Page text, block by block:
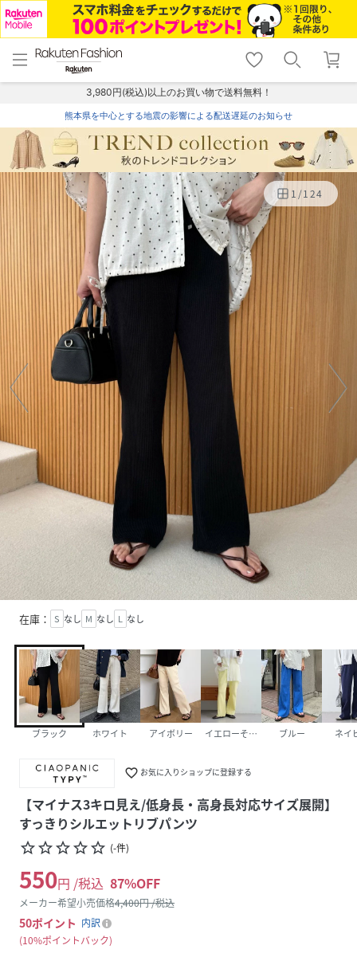
menu home
トップ
shopping_cart lock_outline
ログイン
3,980円(税込)以上のお買い物で送料無料！
熊本県を中心とする地震の影響による配送遅延のお知らせ
1 /124
在庫： S なし M なし L なし
ブラック ホワイト アイボリー イエローその他1 ブルー ネイ
favorite_border お気に入りショップに登録する
【マイナス3キロ見え/低身長・高身長対応サイズ展開】
すっきりシルエットリブパンツ
star_borderstar_borderstar_borderstar_borderstar_border (-件)
550円 /税込 87%OFF
メーカー希望小売価格4,400円 /税込
50ポイント 内訳
10%ポイントバック